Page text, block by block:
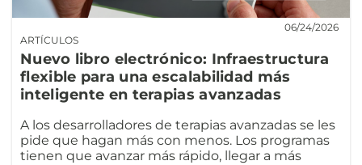
ARTÍCULOS
06/24/2026
Nuevo libro electrónico: Infraestructura
flexible para una escalabilidad más
inteligente en terapias avanzadas
A los desarrolladores de terapias avanzadas se les
pide que hagan más con menos. Los programas
tienen que avanzar más rápido, llegar a más